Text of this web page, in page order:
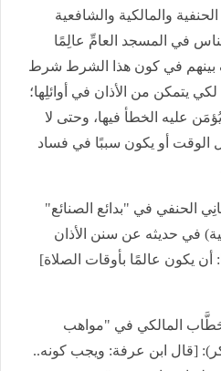
والمالكية والشافعية
في المسجد العامِّ عالِمًا
بينهم في كون هذا الشرط شرط
يتمكن من الأذان في أوائلِها؛
عليه الخطأ فيها، وحتى لا
الوقت أو يكون سببًا في فساد
الحنفي في "بدائع الصنائع"
في حديثه عن سنن الأذان
يكون عالمًا بأوقات الصلاة]
المالكي في "مواهب
ط. دار الفكر): [قال ابن عرفة: ويجب كونه..